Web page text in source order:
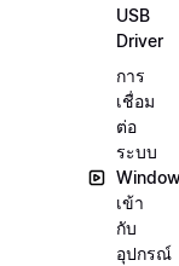
USB
Driver
การ
เชื่อม
ต่อ
ระบบ
เข้า
กับ
อุปกรณ์